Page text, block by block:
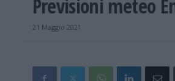
Previsioni meteo
21 Maggio 2021